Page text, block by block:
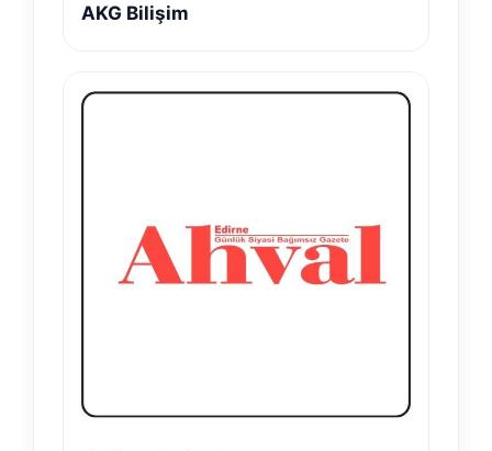
AKG Bilişim